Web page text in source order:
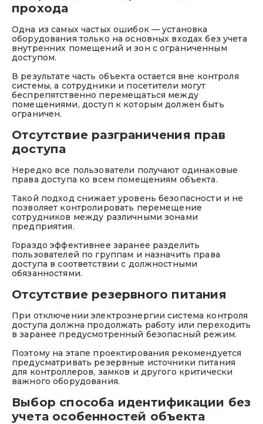
прохода
Одна из самых частых ошибок — установка
оборудования только на основных входах без учета
внутренних помещений и зон с ограниченным
доступом.
В результате часть объекта остается вне контроля
системы, а сотрудники и посетители могут
беспрепятственно перемещаться между
помещениями, доступ к которым должен быть
ограничен.
Отсутствие разграничения прав
доступа
Нередко все пользователи получают одинаковые
права доступа ко всем помещениям объекта.
Такой подход снижает уровень безопасности и не
позволяет контролировать перемещение
сотрудников между различными зонами
предприятия.
Гораздо эффективнее заранее разделить
пользователей по группам и назначить права
доступа в соответствии с должностными
обязанностями.
Отсутствие резервного питания
При отключении электроэнергии система контроля
доступа должна продолжать работу или переходить
в заранее предусмотренный безопасный режим.
Поэтому на этапе проектирования рекомендуется
предусматривать резервные источники питания
для контроллеров, замков и другого критически
важного оборудования.
Выбор способа идентификации без
учета особенностей объекта